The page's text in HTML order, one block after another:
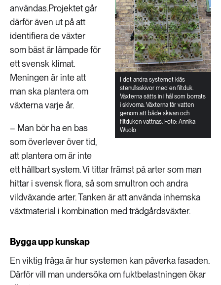
I det andra systemet kläs
stenullsskivor med en filtduk.
Växterna sätts in i hål som borrats
i skivorna. Växterna får vatten
genom att både skivan och
filtduken vattnas. Foto: Annika
Wuolo
användas.Projektet går
därför även ut på att
identifiera de växter
som bäst är lämpade för
ett svensk klimat.
Meningen är inte att
man ska plantera om
växterna varje år.
– Man bör ha en bas
som överlever över tid,
att plantera om är inte
ett hållbart system. Vi tittar främst på arter som man
hittar i svensk flora, så som smultron och andra
vildväxande arter. Tanken är att använda inhemska
växtmaterial i kombination med trädgårdsväxter.
Bygga upp kunskap
En viktig fråga är hur systemen kan påverka fasaden.
Därför vill man undersöka om fuktbelastningen ökar